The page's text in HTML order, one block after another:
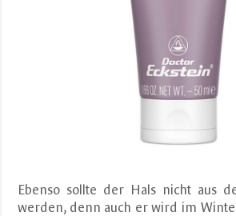
Ebenso sollte der Hals nicht aus
werden, denn auch er wird im